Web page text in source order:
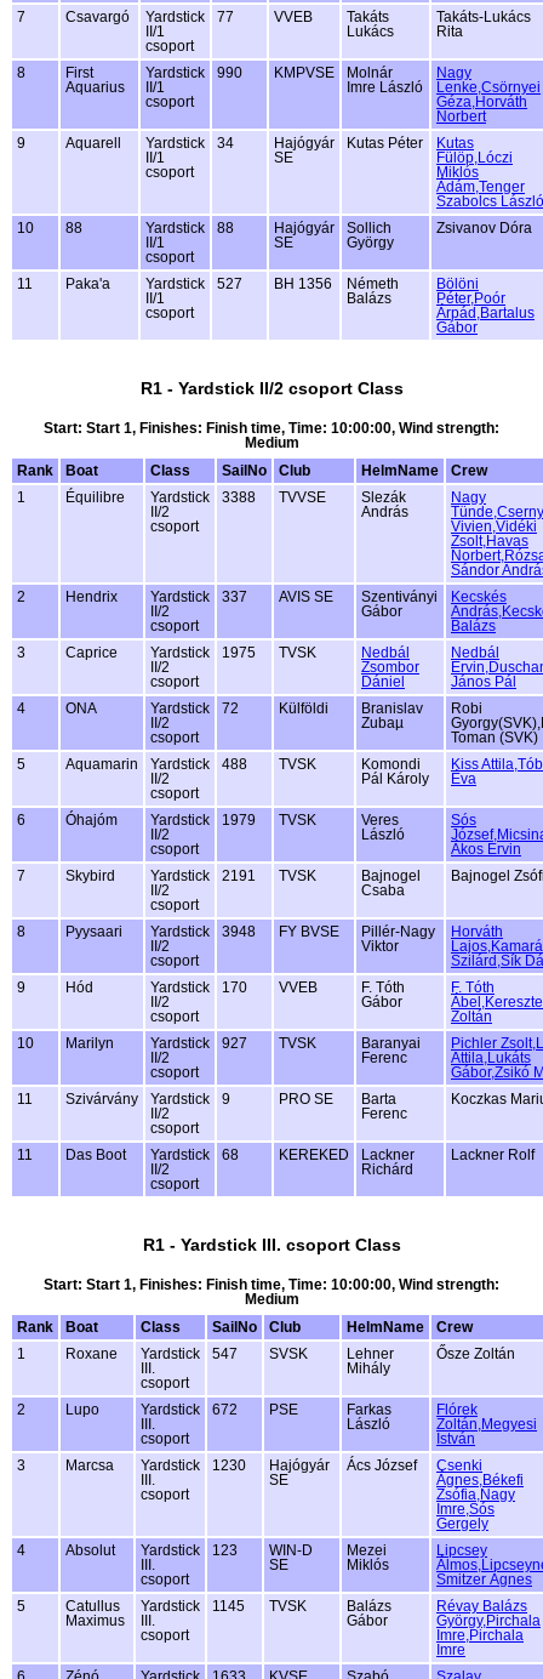
7
Csavargó
Yardstick
II/1
csoport
77 VVEB
Takáts
Lukács
Takáts-Lukács
Rita
8
First
Aquarius
Yardstick
II/1
csoport
990 KMPVSE
Molnár
Imre László
Nagy
Lenke,Csörnyei
Géza,Horváth
Norbert
9
Aquarell
Yardstick
II/1
csoport
34
Hajógyár
SE
Kutas Péter
Kutas
Fülöp,Lóczi
Miklós
Ádám,Tenger
Szabolcs László
10
88
Yardstick
II/1
csoport
88
Hajógyár
SE
Sollich
György
Zsivanov Dóra
11 Paka'a
Yardstick
II/1
csoport
527 BH 1356
Németh
Balázs
Bölöni
Péter,Poór
Árpád,Bartalus
Gábor
R1 - Yardstick II/2 csoport Class
Start: Start 1, Finishes: Finish time, Time: 10:00:00, Wind strength:
Medium
Rank
Boat Class SailNo Club HelmName
Crew
1
Équilibre
Yardstick
II/2
csoport
3388 TVVSE
Slezák
András
Nagy
Vivien,Vidéki
Zsolt,Havas
Sándor
2
Hendrix
Yardstick
II/2
csoport
337 AVIS SE
Szentiványi
Gábor
Kecskés
Balázs
3
Caprice
Yardstick
II/2
csoport
1975 TVSK
Nedbál
Zsombor
Dániel
Nedbál
János Pál
4
ONA
Yardstick
II/2
csoport
72 Külföldi
Branislav
Zubaµ
Robi
Toman (SVK)
5
Aquamarin
Yardstick
II/2
csoport
488 TVSK
Komondi
Pál Károly
Kiss
Éva
6 Óhajóm
Yardstick
II/2
csoport
1979 TVSK
Veres
László
Sós
Ákos Ervin
7
Skybird
Yardstick
II/2
csoport
2191 TVSK
Bajnogel
Csaba
Bajnogel
8 Pyysaari
Yardstick
II/2
csoport
3948 FY BVSE
Pillér-Nagy
Viktor
Horváth
Szilárd,Sík
9
Hód
Yardstick
II/2
csoport
170 VVEB
F. Tóth
Gábor
F. Tóth
Zoltán
10
Marilyn
Yardstick
II/2
csoport
927 TVSK
Baranyai
Ferenc
Pichler
Attila,Lukáts
Gábor,Zsikó
11
Szivárvány
Yardstick
II/2
csoport
9 PRO SE
Barta
Ferenc
Koczkas
11 Das Boot
Yardstick
II/2
csoport
68 KEREKED
Lackner
Richárd
Lackner Rolf
R1 - Yardstick III. csoport Class
Start: Start 1, Finishes: Finish time, Time: 10:00:00, Wind strength:
Medium
Rank
Boat Class SailNo Club HelmName
Crew
1
Roxane
Yardstick
csoport
547 SVSK
Lehner
Mihály
Ősze Zoltán
2 Lupo
Yardstick
csoport
672 PSE
Farkas
László
Flórek
Zoltán,Megyesi
István
3
Marcsa
Yardstick
csoport
1230
Hajógyár
SE
Ács József
Csenki
Ágnes,Békefi
Zsófia,Nagy
Imre,Sós
Gergely
4
Absolut
Yardstick
csoport
123
WIN-D
SE
Mezei
Miklós
Lipcsey
Smitzer Ágnes
5
Catullus
Maximus
Yardstick
csoport
1145 TVSK
Balázs
Gábor
Révay Balázs
György,Pirchala
Imre,Pirchala
Imre